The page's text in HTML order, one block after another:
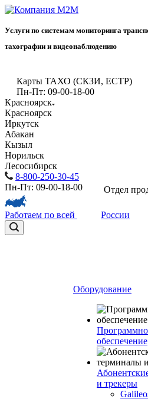
Услуги по системам мониторинга
тахографии и видеонаблюдению
Карты ТАХО (СКЗИ, ЕСТР)
Пн-Пт: 09-00-18-00
Красноярск
Красноярск
Иркутск
Абакан
Кызыл
Норильск
Лесосибирск
8-800-250-30-45
Пн-Пт: 09-00-18-00
Отдел
Работаем по всей России
Оборудование
обеспечение
и трекеры